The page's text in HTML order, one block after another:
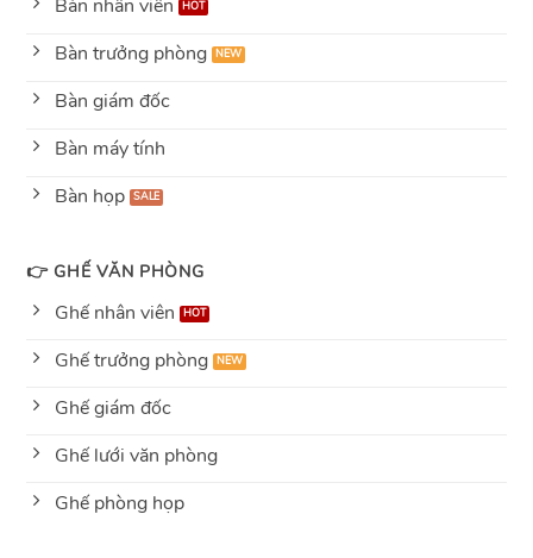
Bàn nhân viên
Bàn trưởng phòng
Bàn giám đốc
Bàn máy tính
Bàn họp
👉 GHẾ VĂN PHÒNG
Ghế nhân viên
Ghế trưởng phòng
Ghế giám đốc
Ghế lưới văn phòng
Ghế phòng họp